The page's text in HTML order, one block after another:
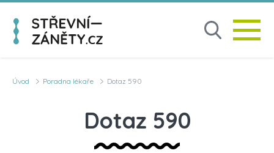
Úvod Poradna lékaře Dotaz 590
Dotaz 590